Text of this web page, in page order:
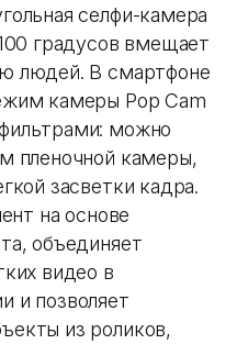
селфи-камера
градусов вмещает
людей. В смартфоне
камеры Pop Cam
можно
пленочной камеры,
засветки кадра.
на основе
объединяет
видео в
и позволяет
из роликов,